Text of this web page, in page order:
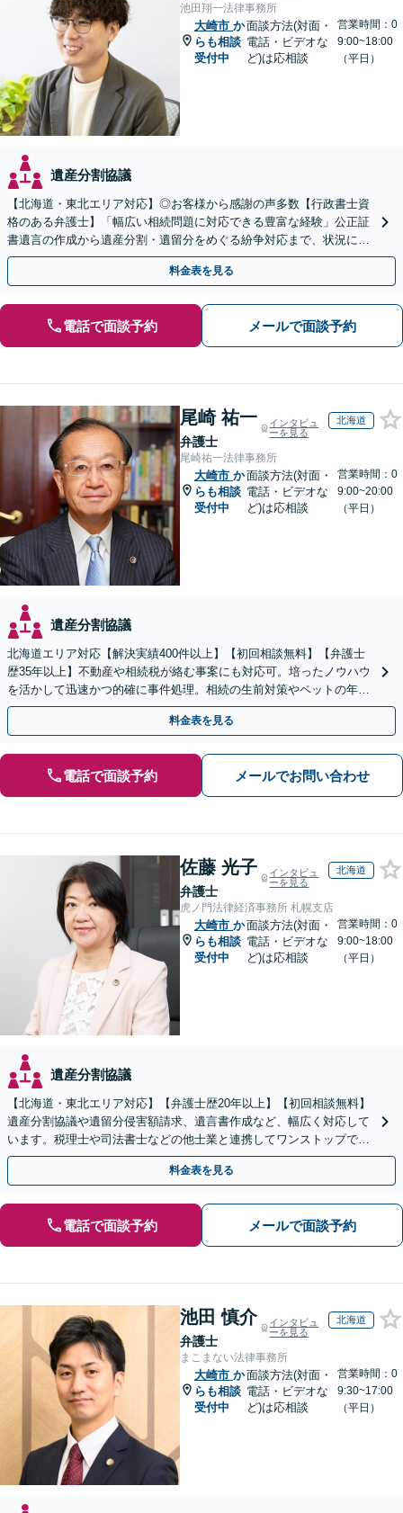
池田翔一法律事務所
大崎市 か
らも相談
受付中
面談方法(対面・
電話・ビデオな
ど)は応相談
営業時間：0
9:00~18:00
（平日）
遺産分割協議
【北海道・東北エリア対応】◎お客様から感謝の声多数【行政書士資
格のある弁護士】「幅広い相続問題に対応できる豊富な経験」公正証
書遺言の作成から遺産分割・遺留分をめぐる紛争対応まで、状況に応
じた最適な方法をご提案します【夜間相談可】
料金表を見る
電話で面談予約 メールで面談予約
尾崎 祐一
弁護士
インタビュ
ーを見る
北海道
尾崎祐一法律事務所
大崎市 か
らも相談
受付中
面談方法(対面・
電話・ビデオな
ど)は応相談
営業時間：0
9:00~20:00
（平日）
遺産分割協議
北海道エリア対応【解決実績400件以上】【初回相談無料】【弁護士
歴35年以上】不動産や相続税が絡む事案にも対応可。培ったノウハウ
を活かして迅速かつ的確に事件処理。相続の生前対策やペットの年金
システムもお任せ【完全個室】【自衛隊前駅8分】
料金表を見る
電話で面談予約 メールでお問い合わせ
佐藤 光子
弁護士
インタビュ
ーを見る
北海道
虎ノ門法律経済事務所 札幌支店
大崎市 か
らも相談
受付中
面談方法(対面・
電話・ビデオな
ど)は応相談
営業時間：0
9:00~18:00
（平日）
遺産分割協議
【北海道・東北エリア対応】【弁護士歴20年以上】【初回相談無料】
遺産分割協議や遺留分侵害額請求、遺言書作成など、幅広く対応して
います。税理士や司法書士などの他士業と連携してワンストップでの
解決が可能です。ぜひご相談ください。
料金表を見る
電話で面談予約 メールで面談予約
池田 慎介
弁護士
インタビュ
ーを見る
北海道
まこまない法律事務所
大崎市 か
らも相談
受付中
面談方法(対面・
電話・ビデオな
ど)は応相談
営業時間：0
9:30~17:00
（平日）